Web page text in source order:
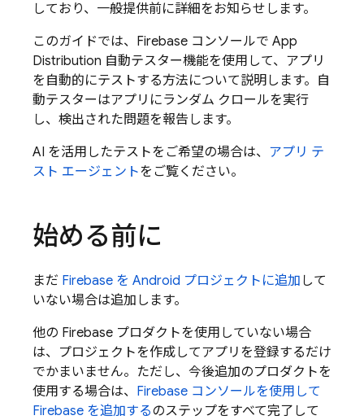
しており、一般提供前に詳細をお知らせします。
このガイドでは、 Firebase コンソールで App
Distribution 自動テスター機能を使用して、アプリ
を自動的にテストする方法について説明します。自
動テスターはアプリにランダム クロールを実行
し、検出された問題を報告します。
AI を活用したテストをご希望の場合は、 アプリ テ
スト エージェントをご覧ください。
始める前に
まだ Firebase を Android プロジェクトに追加 して
いない場合は追加します。
他の Firebase プロダクトを使用していない場合
は、プロジェクトを作成してアプリを登録するだけ
でかまいません。ただし、今後追加のプロダクトを
使用する場合は、 Firebase コンソールを使用して
Firebase を追加するのステップをすべて完了して